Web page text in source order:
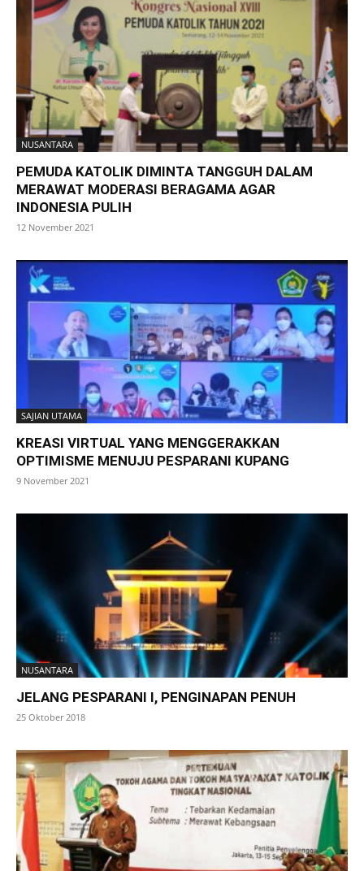
NUSANTARA
PEMUDA KATOLIK DIMINTA TANGGUH DALAM
MERAWAT MODERASI BERAGAMA AGAR
INDONESIA PULIH
12 November 2021
SAJIAN UTAMA
KREASI VIRTUAL YANG MENGGERAKKAN
OPTIMISME MENUJU PESPARANI KUPANG
9 November 2021
NUSANTARA
JELANG PESPARANI I, PENGINAPAN PENUH
25 Oktober 2018